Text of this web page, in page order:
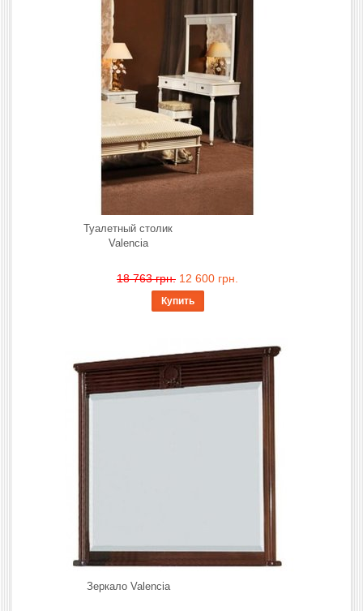
Туалетный столик
Valencia
18 763 грн. 12 600 грн.
Купить
Зеркало Valencia